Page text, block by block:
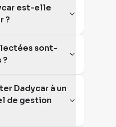
est-elle
?
sont-
?
Dadycar à un
de gestion